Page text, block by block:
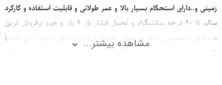
زمینی و..دارای استحکام بسیار بالا و عمر طولانی و قابلیت استفاده و کارکرد
سالم تا 90 درجه سانتیگراد و تحمل فشار بار 6 بار و جزو پرفروش ترین
شیرهای مخصوص پکیج به عنوان اتصالات مدارگرمایش (شوفاژ) می باشد|
خرید مطمئن و با قیمت مناسب کلیه قطعات و لوازم نصب پکیج شرکت ایران
مشاهده بیشتر...